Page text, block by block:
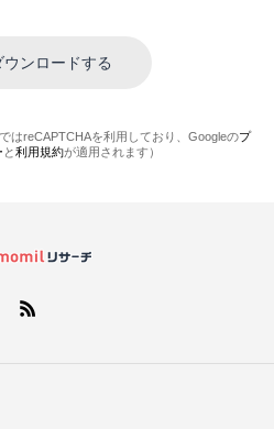
はreCAPTCHAを利用しており、Googleのプ
と利用規約が適用されます）